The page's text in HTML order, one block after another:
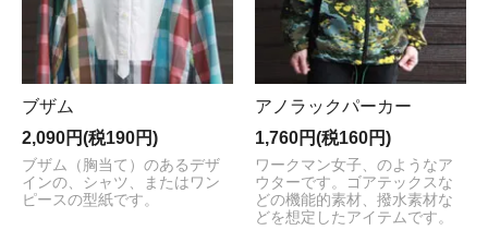
ブザム
2,090円(税190円)
ブザム（胸当て）のあるデザ
インの、シャツ、またはワン
ピースの型紙です。
アノラックパーカー
1,760円(税160円)
ワークマン女子、のようなア
ウターです。ゴアテックスな
どの機能的素材、撥水素材な
どを想定したアイテムです。